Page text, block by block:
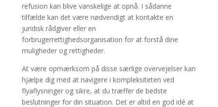
refusion kan blive vanskelige at opnå. I sådanne
tilfælde kan det være nødvendigt at kontakte en
juridisk rådgiver eller en
forbrugerrettighedsorganisation for at forstå dine
muligheder og rettigheder.
At være opmærksom på disse særlige overvejelser kan
hjælpe dig med at navigere i kompleksiteten ved
flyaflysninger og sikre, at du træffer de bedste
beslutninger for din situation. Det er altid en god idé at